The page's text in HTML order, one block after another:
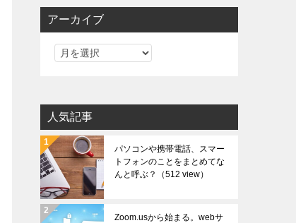
アーカイブ
ア
イ
ブ
人気記事
パソコンや携帯電話、スマー
トフォンのことをまとめてな
んと呼ぶ？
（512 view）
Zoom.usから始まる。webサ